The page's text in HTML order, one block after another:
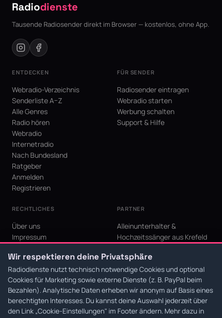
Radiodienste
Tausende Radiosender direkt im Browser — kostenlos, ohne App.
ENTDECKEN
Webradio-Verzeichnis
Senderliste A–Z
Alle Genres
Radio hören
Webradio
Internetradio
Nach Bundesland
Ratgeber
Anmelden
Registrieren
FÜR SENDER
Radiosender eintragen
Webradio starten
Werbung schalten
Support & Hilfe
RECHTLICHES
Über uns
Impressum
AGB
Cookie-Einstellungen
PARTNER
Alleinunterhalter &
Hochzeitssänger aus Krefeld
Krefeld für den Niederrhein
© 2026 Radiodienste. Alle Rechte vorbehalten.·Datenschutz·AGB·
Wir respektieren deine Privatsphäre
Radiodienste nutzt technisch notwendige Cookies und optional
Cookies für Marketing sowie externe Dienste (z. B. PayPal beim
Bezahlen). Analytische Daten erheben wir anonym auf Basis eines
berechtigten Interesses. Du kannst deine Auswahl jederzeit über
den Link „Cookie-Einstellungen" im Footer ändern. Mehr dazu in